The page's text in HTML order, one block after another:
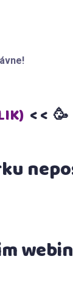
< <